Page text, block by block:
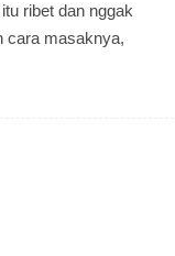
ribet dan nggak
cara masaknya,